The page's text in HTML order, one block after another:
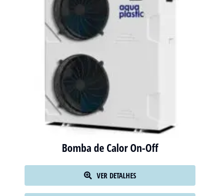
Bomba de Calor On-Off
VER DETALHES